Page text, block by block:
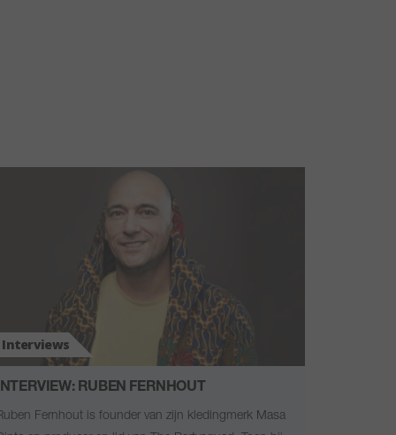
Interviews
RUBEN FERNHOUT
Fernhout is founder van zijn kledingmerk Masa